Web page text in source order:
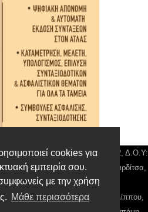
cookies για
εμπειρία σου.
με την χρήση
Μάθε περισσότερα
Orion Media, ΑΦΜ: 043750542, Δ.Ο.Υ:
Δ/νση: Διάκου 10 τ.κ 43132 Καρδίτσα,
news@karditsanews.gr.
και Διαχειριστής: Παναγιώτης Φιλίππου,